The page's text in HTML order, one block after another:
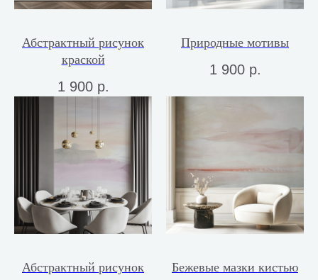
Абстрактный рисунок
краской
1 900 р.
Природные мотивы
1 900 р.
Абстрактный рисунок Бежевые мазки кистью